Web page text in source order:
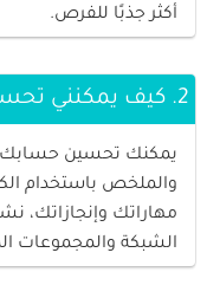
أكثر جذبًا للفرص.
2. كيف يمكنني تحسين حسابي على لينكد إن؟
يمكنك تحسين حسابك
والملخص باستخدام
مهاراتك وإنجازاتك،
الشبكة والمجموعات